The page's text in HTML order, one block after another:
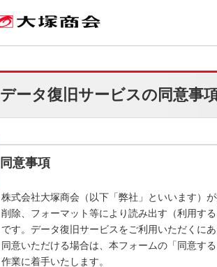
データ復旧サービスの同意事
同意事項
株式会社大塚商会（以下「弊社」といいます）
削除、フォーマット等により読み出す（利用す
です。データ復旧サービスをご利用いただくに
同意いただける場合は、本フォームの「同意す
作業に着手いたします。